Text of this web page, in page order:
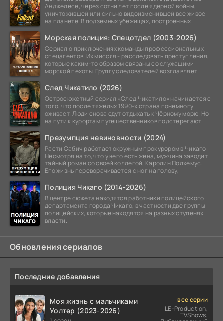
Анджелесе, через сотни лет после ядерной войны,
уничтожившей или сильно видоизменившей все живое
на планете. В подземных убежищах, построенных
Морская полиция: Спецотдел (2003-2026)
Сериал о приключениях команды профессиональных
спецагентов. Их миссия - расследовать преступления,
которые каким-то образом связаны со служащими
морской пехоты. Группу следователей возглавляет
След Чикатило (2026)
Остросюжетный сериал «След Чикатило» начинается с
того, что после тяжёлых 1990-х страна понемногу
оживает. Люди снова едут отдыхать к Чёрному морю. Но
на пути к курортам путешественников подстерегают
Презумпция невиновности (2024)
Расти Сабич работает окружным прокурором в Чикаго.
Несмотря на то, что у него есть жена, мужчина заводит
тайный роман со своей коллегой, Каролин Полхемус.
Его жизнь переворачивается с ног на голову,
Полиция Чикаго (2014-2026)
В центре сюжета находятся работники полицейского
департамента города Чикаго, в частности две группы
полицейских, которые находятся на разных ступенях
власти.
Обновления сериалов
Последние добавления
Моя жизнь с мальчиками
Уолтер (2023-2026)
все серии
LE-Production,
TVShows,